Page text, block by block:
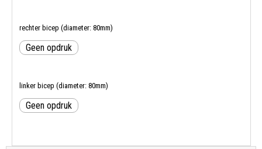
rechter bicep (diameter: 80mm)
Geen opdruk
linker bicep (diameter: 80mm)
Geen opdruk